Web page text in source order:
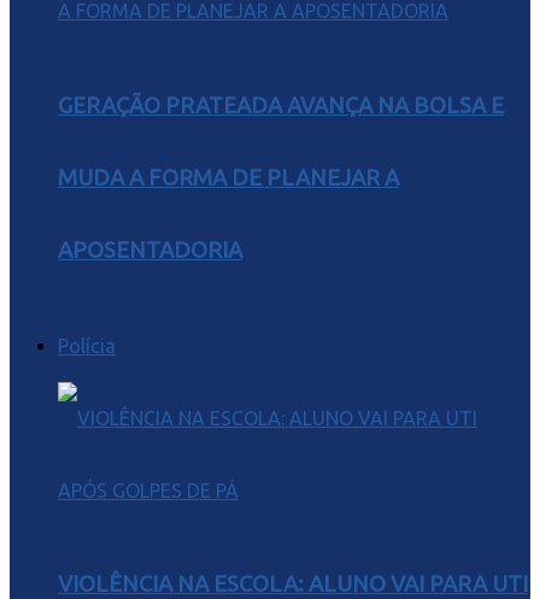
GERAÇÃO PRATEADA AVANÇA NA BOLSA E
MUDA A FORMA DE PLANEJAR A
APOSENTADORIA
Polícia
VIOLÊNCIA NA ESCOLA: ALUNO VAI PARA UTI